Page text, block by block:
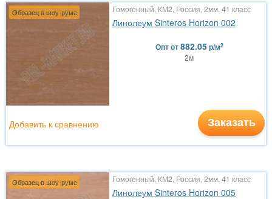
Образец в шоу-руме Гомогенный, КМ2, Россия, 2мм, 41 класс
Линолеум Sinteros Horizon 002
Оптот882.05р/м2
2м
Заказать
Добавить к сравнению
Образец в шоу-руме Гомогенный, КМ2, Россия, 2мм, 41 класс
Линолеум Sinteros Horizon 005